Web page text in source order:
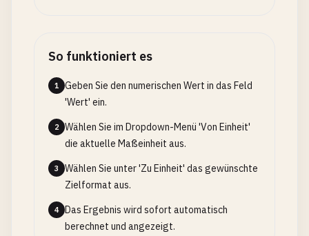
So funktioniert es
1
Geben Sie den numerischen Wert in das Feld
'Wert' ein.
2
Wählen Sie im Dropdown-Menü 'Von Einheit'
die aktuelle Maßeinheit aus.
3
Wählen Sie unter 'Zu Einheit' das gewünschte
Zielformat aus.
4
Das Ergebnis wird sofort automatisch
berechnet und angezeigt.